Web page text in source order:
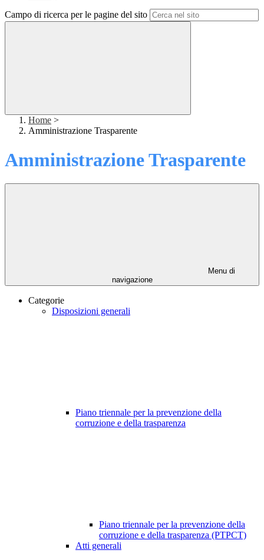
Campo di ricerca per le pagine del sito
Home >
Amministrazione Trasparente
Amministrazione Trasparente
Menu di
navigazione
Categorie
Disposizioni generali
Piano triennale per la prevenzione della
corruzione e della trasparenza
Piano triennale per la prevenzione della
corruzione e della trasparenza (PTPCT)
Atti generali